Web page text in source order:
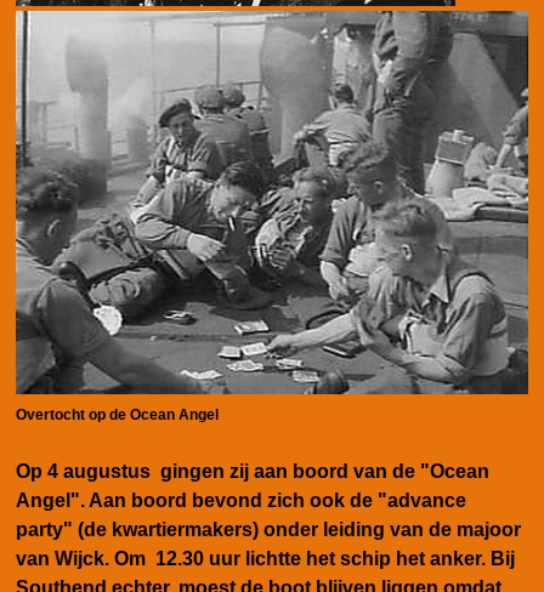
Overtocht op de Ocean Angel
Op 4 augustus gingen zij aan boord van de "Ocean
Angel". Aan boord bevond zich ook de "advance
party" (de kwartiermakers) onder leiding van de majoor
van Wijck. Om 12.30 uur lichtte het schip het anker. Bij